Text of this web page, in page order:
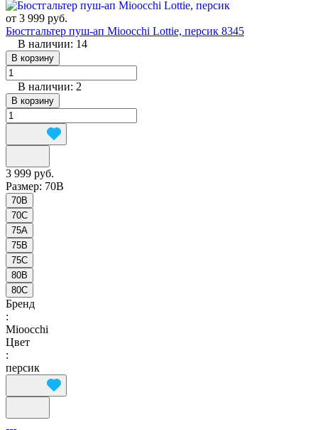
от 3 999 руб.
Бюстгальтер пуш-ап Mioocchi Lottie, персик 8345
В наличии: 14
В корзину
В наличии: 2
В корзину
3 999 руб.
Размер: 70B
70B
70C
75A
75B
75C
80B
80C
Бренд
:
Mioocchi
Цвет
:
персик